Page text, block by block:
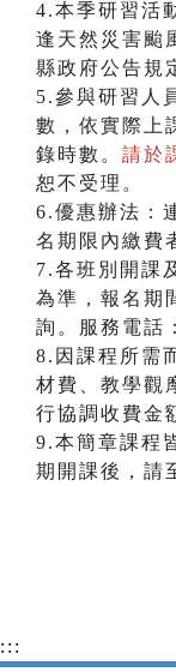
4.本季研習活
逢天然災害颱
縣政府公告規
5.參與研習人
數，依實際上
錄時數。 請於
恕不受理。
6.優惠辦法：
名期限內繳費
7.各班別開課
為準，報名期
詢。服務電話
8.因課程所需
材費、教學觀
行協調收費金
9.本簡章課程
期開課後，請
:::